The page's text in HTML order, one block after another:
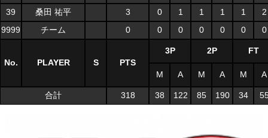
39 桑田 祐平 3 0 1 1 1 1
2
9999
チーム 0 0 0 0 0 0 0
No. PLAYER S PTS
3P 2P FT
M A M A M A
合計 318 38 122 85 190 34